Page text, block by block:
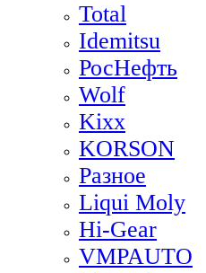
Total
Idemitsu
РосНефть
Wolf
Kixx
KORSON
Разное
Liqui Moly
Hi-Gear
VMPAUTO